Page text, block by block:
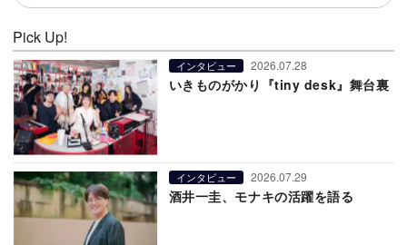
Pick Up!
インタビュー 2026.07.28
いきものがかり『tiny desk』舞台裏
インタビュー 2026.07.29
酒井一圭、モナキの活躍を語る